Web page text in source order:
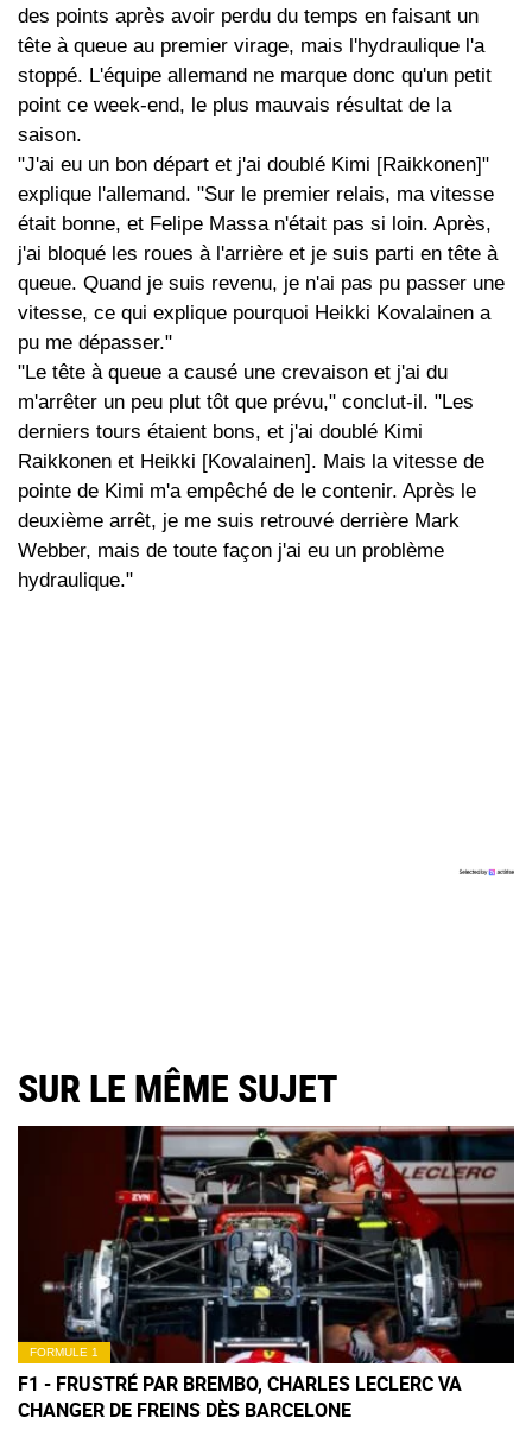
des points après avoir perdu du temps en faisant un
tête à queue au premier virage, mais l'hydraulique l'a
stoppé. L'équipe allemand ne marque donc qu'un petit
point ce week-end, le plus mauvais résultat de la
saison.
"J'ai eu un bon départ et j'ai doublé Kimi [Raikkonen]"
explique l'allemand. "Sur le premier relais, ma vitesse
était bonne, et Felipe Massa n'était pas si loin. Après,
j'ai bloqué les roues à l'arrière et je suis parti en tête à
queue. Quand je suis revenu, je n'ai pas pu passer une
vitesse, ce qui explique pourquoi Heikki Kovalainen a
pu me dépasser."
"Le tête à queue a causé une crevaison et j'ai du
m'arrêter un peu plut tôt que prévu," conclut-il. "Les
derniers tours étaient bons, et j'ai doublé Kimi
Raikkonen et Heikki [Kovalainen]. Mais la vitesse de
pointe de Kimi m'a empêché de le contenir. Après le
deuxième arrêt, je me suis retrouvé derrière Mark
Webber, mais de toute façon j'ai eu un problème
hydraulique."
SUR LE MÊME SUJET
FORMULE 1
F1 - FRUSTRÉ PAR BREMBO, CHARLES LECLERC VA
CHANGER DE FREINS DÈS BARCELONE